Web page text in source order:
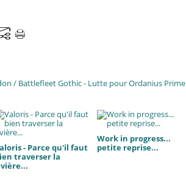
/ Battlefleet Gothic - Lutte pour Ordanius Prime
- Parce qu'il faut
traverser la
Work in progress...
petite reprise...